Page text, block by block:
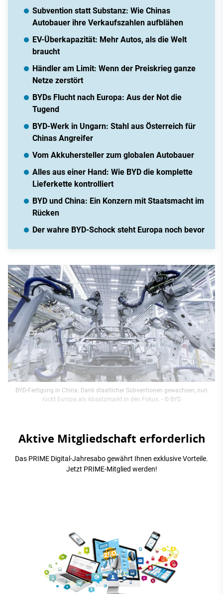
Subvention statt Substanz: Wie Chinas
Autobauer ihre Verkaufszahlen aufblähen
EV-Überkapazität: Mehr Autos, als die Welt
braucht
Händler am Limit: Wenn der Preiskrieg ganze
Netze zerstört
BYDs Flucht nach Europa: Aus der Not die
Tugend
BYD-Werk in Ungarn: Stahl aus Österreich für
Chinas Angreifer
Vom Akkuhersteller zum globalen Autobauer
Alles aus einer Hand: Wie BYD die komplette
Lieferkette kontrolliert
BYD und China: Ein Konzern mit Staatsmacht im
Rücken
Der wahre BYD-Schock steht Europa noch bevor
BYD-Fertigung in China: Dank staatlicher Subventionen gewachsen, nun
rückt Europa als Absatzmarkt in den Fokus. - © BYD
Aktive Mitgliedschaft erforderlich
Das PRIME Digital-Jahresabo gewährt Ihnen exklusive Vorteile.
Jetzt PRIME-Mitglied werden!